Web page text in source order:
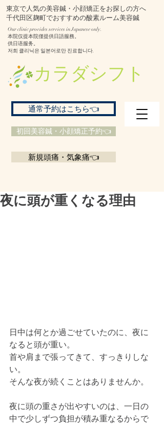
東京で人気の美容鍼・小顔矯正をお探しの方へ
千代田区麹町でおすすめの酸素ルーム美容鍼
​カラダシフト
初回美容鍼・小顔矯正予約👈
通常予約はこちら👈
新規頭痛・気象痛👈
Our clinic provides services in Japanese only.
本院仅提本院僅提供日語服務。
供日语服务。
저희 클리닉은 일본어로만 진료합니다.
夜に頭が重くなる理由
日中は何とか過ごせていたのに、夜に
なると頭が重い。
首や肩まで張ってきて、すっきりしな
い。
そんな夜が続くことはありませんか。
夜に頭の重さが出やすいのは、一日の
中で少しずつ負担が積み重なるからで